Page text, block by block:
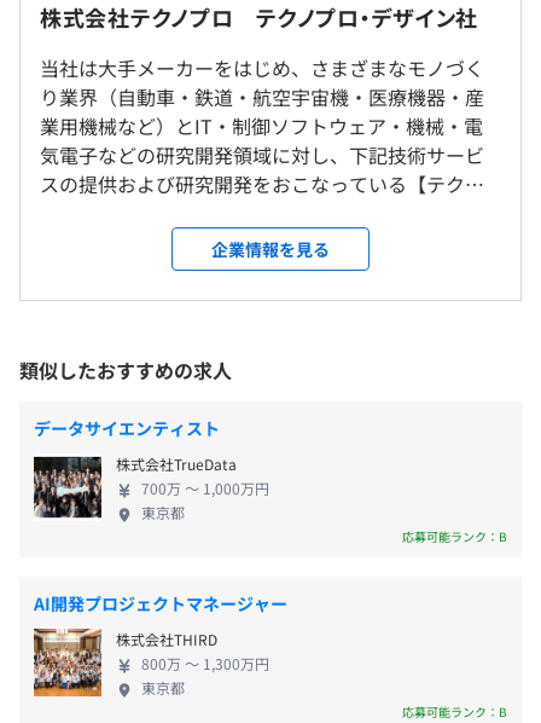
《明確な評価制度》
評価は、「個人の取り組み」＋「顧客・営業・チームリー
ダーなどからの外部評価」を軸としたコンピテンシー評価
成長に応じて、評価ランク・年収アップを目指すことがで
《さらにこんな制度も！》
★キャリアデザインアドバイザー制度：
専任の社員がメンターとなり、市場価値向上に向けてあな
公募によって選ばれた社員に対し通常の予算や権限を越
え、自己実現をサポートする制度です！
＜雇入時＞
都内オフィス
＜変更範囲＞
会社の定める場所（リモートワークの場所を含む）
受動喫煙防止措置に関する事項
JR田町駅 徒歩5分
都営三田線 三田駅直結（A9出口）
都営浅草線 三田駅 徒歩3分
PL経験：700万円～1,300万円
PM経験：800万円～1,300万円
（※想定年収は年収提示額を保証するものではありません）
【標準勤務時間】9:00～18:00
ます
休憩時間：休憩12:00〜13:00
平均残業時間：■想定残業時間:20時間
完全週休2日制（土日祝※祝日のある週は土曜出勤の場合
あり）
年末年始
有給休暇(夏季取得推奨日あり)
株式会社テクノプロ テクノプロ・デザイン社
当社は大手メーカーをはじめ、さまざまなモノづく
り業界（自動車・鉄道・航空宇宙機・医療機器・産
業用機械など）とIT・制御ソフトウェア・機械・電
気電子などの研究開発領域に対し、下記技術サービ
スの提供および研究開発をおこなっている【テクノ
ティング ・人工知能（AI）、機械学習などの領域に
おけるデータ分析サービス ・技術サービスソリュー
ション（派遣・構内請負・受託開発（自社開発セン
表する大手メーカーを中心に取引先800社以上と取引
をしており クライアントの技術的な課題解決をおこ
なうのが当社のミッションです。 7000名以上のエン
ジニアが在籍しており抜群の経営基盤を築いていま
す。 ～残業月20時間程度／定着率93.5％／残業代1分
単位支給／賞与年2回+決算賞与～
企業情報を見る
類似したおすすめの求人
データサイエンティスト
株式会社TrueData
700万 〜 1,000万円
東京都
応募可能ランク：B
AI開発プロジェクトマネージャー
株式会社THIRD
800万 〜 1,300万円
東京都
応募可能ランク：B